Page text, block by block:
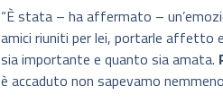
“È stata – ha affermato –
amici riuniti per lei, portarle affetto
sia importante e quanto sia amata.
è accaduto non sapevamo